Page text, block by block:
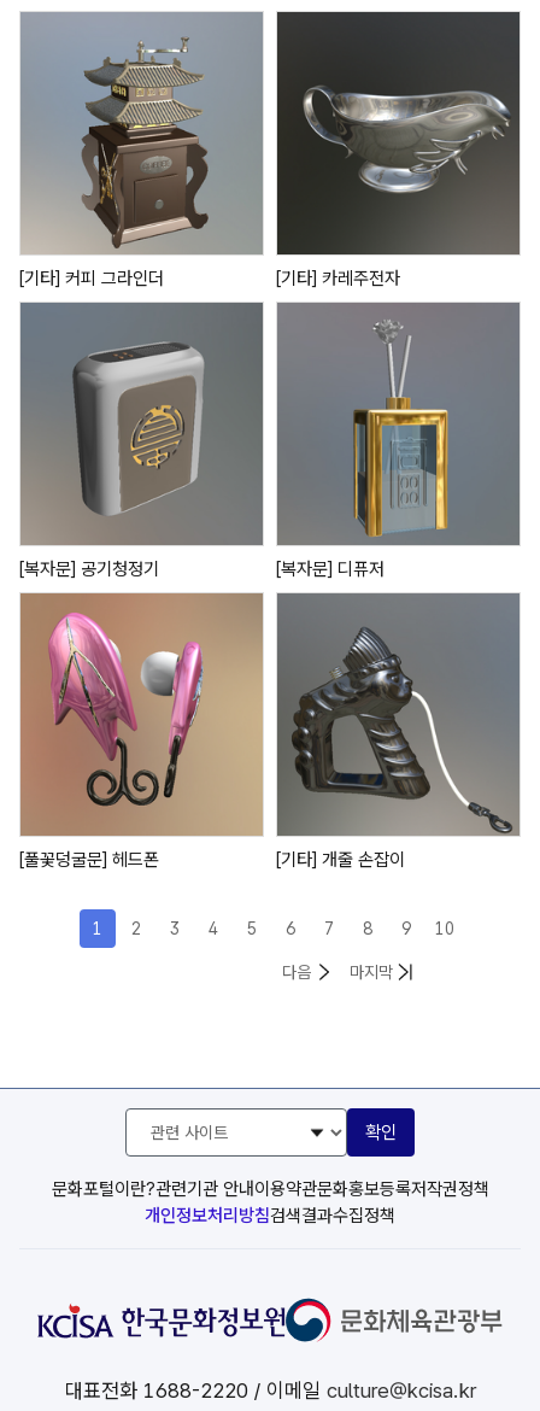
[기타] 커피 그라인더 [기타] 카레주전자
[복자문] 공기청정기 [복자문] 디퓨저
[풀꽃덩굴문] 헤드폰 [기타] 개줄 손잡이
1 2 3 4 5 6 7 8 9 10
다음목록 마지막목록
문화포털이란?관련기관 안내이용약관문화홍보등록저작권정책
개인정보처리방침검색결과수집정책
관
사
이
트
확인
대표전화 1688-2220 / 이메일 culture@kcisa.kr